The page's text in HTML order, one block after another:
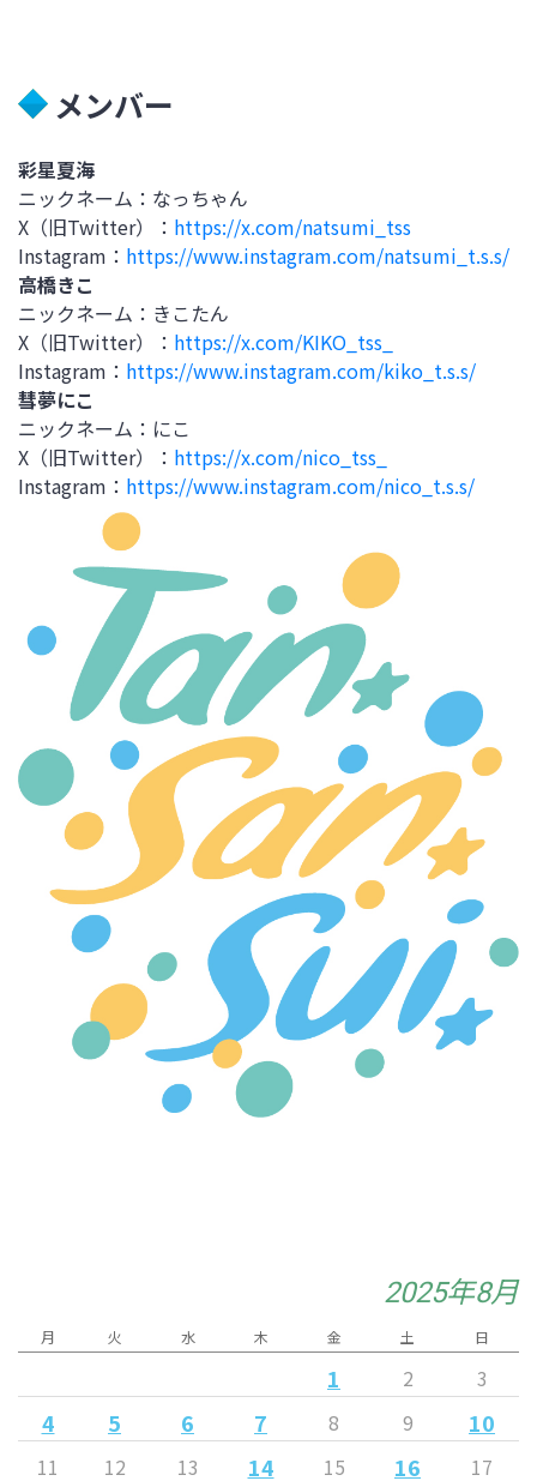
メンバー
彩星夏海
ニックネーム：なっちゃん
X （旧Twitter）： https://x.com/natsumi_tss
Instagram ： https://www.instagram.com/natsumi_t.s.s/
高橋きこ
ニックネーム：きこたん
X （旧Twitter）： https://x.com/KIKO_tss_
Instagram ： https://www.instagram.com/kiko_t.s.s/
彗夢にこ
ニックネーム：にこ
X （旧Twitter）： https://x.com/nico_tss_
Instagram ： https://www.instagram.com/nico_t.s.s/
2025年8月
月 火 水 木 金 土 日
1 2 3
4 5 6 7 8 9 10
11 12 13 14 15 16 17